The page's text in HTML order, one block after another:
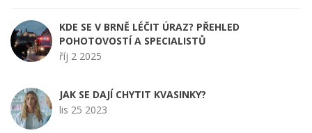
KDE SE V BRNĚ LÉČIT ÚRAZ? PŘEHLED
POHOTOVOSTÍ A SPECIALISTŮ
říj 2 2025
JAK SE DAJÍ CHYTIT KVASINKY?
lis 25 2023